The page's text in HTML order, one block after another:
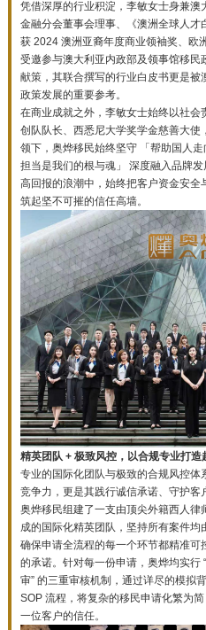
凭借深厚的行业积淀，李敏女士身兼
金融分会董事会理事、《澳洲全球人
获 2024 澳洲亚裔年度商业领袖奖、欧
受邀参与澳大利亚内政部及领事馆移
献策，其联合撰写的行业白皮书更是
政策发展的重要参考。
在商业成就之外，李敏女士始终以社会
创队队长、西悉尼大学奖学金慈善大
领下，奥烨移民始终坚守 「帮助国人
担当是我们的根与魂」 深度融入品牌
高回报的浪潮中，始终把客户资金安
筑起坚不可摧的信任高墙。
精英团队 + 极致风控，以合规专业打造
专业的国际化团队与极致的合规风控
竞争力，更是其践行诚信承诺、守护客
奥烨移民组建了一支由顶尖外籍西人
成的国际化精英团队，坚持所有案件均
确保申请全流程的每一个环节都精准
的承诺。针对每一份申请，奥烨均实行
审” 的三重审核机制，通过详尽的模拟
SOP 流程，将复杂的移民申请化繁为
一位客户的信任。